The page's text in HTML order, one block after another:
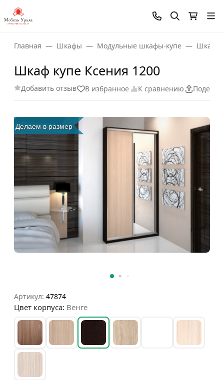
Главная Шкафы Модульные шкафы-купе Шкаф-
Шкаф купе Ксения 1200
Добавить отзыв В избранное К сравнению
Делаем в размер
Артикул: 47874
Цвет корпуса: Венге